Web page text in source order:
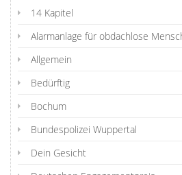
14 Kapitel
Alarmanlage für obdachlose
Allgemein
Bedürftig
Bochum
Bundespolizei Wuppertal
Dein Gesicht